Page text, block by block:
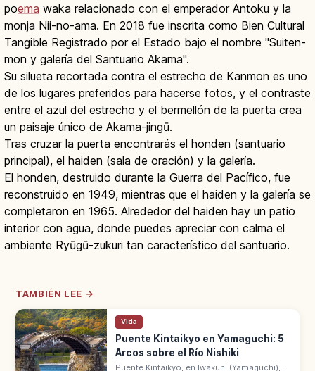
poema waka relacionado con el emperador Antoku y la
monja Nii-no-ama. En 2018 fue inscrita como Bien Cultural
Tangible Registrado por el Estado bajo el nombre "Suiten-
mon y galería del Santuario Akama".
Su silueta recortada contra el estrecho de Kanmon es uno
de los lugares preferidos para hacerse fotos, y el contraste
entre el azul del estrecho y el bermellón de la puerta crea
un paisaje único de Akama-jingū.
Tras cruzar la puerta encontrarás el honden (santuario
principal), el haiden (sala de oración) y la galería.
El honden, destruido durante la Guerra del Pacífico, fue
reconstruido en 1949, mientras que el haiden y la galería se
completaron en 1965. Alrededor del haiden hay un patio
interior con agua, donde puedes apreciar con calma el
ambiente Ryūgū-zukuri tan característico del santuario.
TAMBIÉN LEE →
Vida
Puente Kintaikyo en Yamaguchi: 5
Arcos sobre el Río Nishiki
Puente Kintaikyo, en Iwakuni (Yamaguchi),